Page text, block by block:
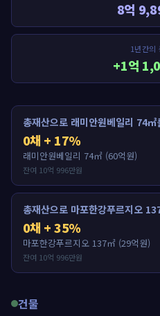
8억
1년간의
+1억
총재산으로 래미안원베일리 74
0채 + 17%
래미안원베일리 74㎡ (60억원)
잔여 10억 996만원
총재산으로 마포한강푸르지오
0채 + 35%
마포한강푸르지오 137㎡ (29억원)
잔여 10억 996만원
건물